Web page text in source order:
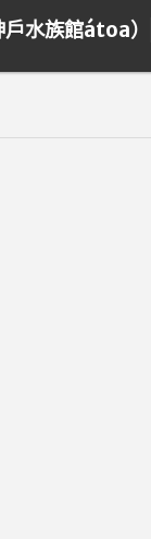
水族館átoa）